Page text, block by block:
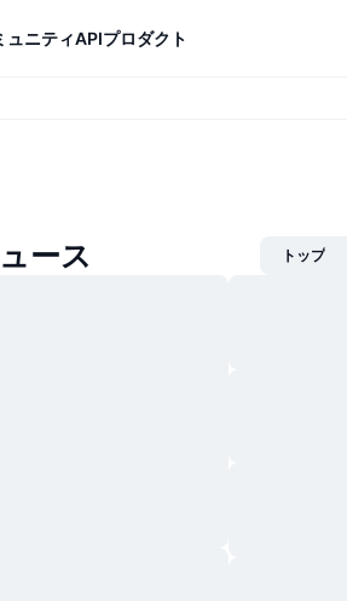
ュニティAPIプロダクト
ース トップ